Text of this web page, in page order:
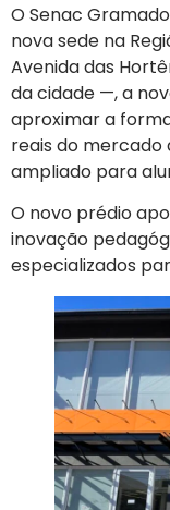
O Senac
nova sede na
Avenida das
da cidade —, a
aproximar a
reais do
ampliado para
O novo prédio
inovação
especializados